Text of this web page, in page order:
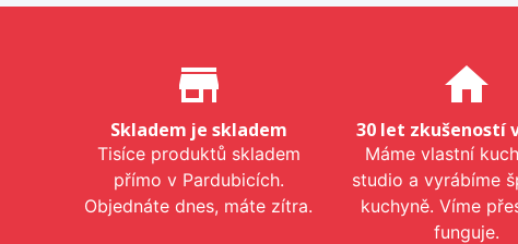
Proč nakupovat u nás?
store_mall_directory
Skladem je skladem
Tisíce produktů skladem
přímo v Pardubicích.
Objednáte dnes, máte zítra.
home
30 let zkušeností
Máme vlastní
studio a vyrábíme
kuchyně. Víme
funguje.